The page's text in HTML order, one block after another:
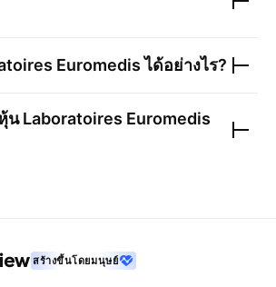
Euromedisได้อย่างไร?
นLaboratoires Euromedis
สร้างขึ้นโดยมนุษย์